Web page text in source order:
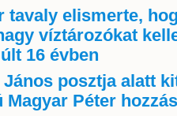
tavaly elismerte,
víztározókat
16 évben
posztja alatt
Péter